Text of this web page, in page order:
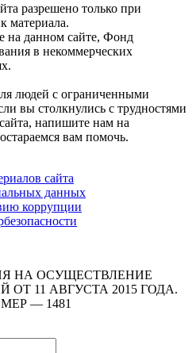
разрешено только при
материала.
на данном сайте, Фонд
в некоммерческих
людей с ограниченными
вы столкнулись с трудностями
напишите нам на
вам помочь.
сайта
данных
коррупции
НА ОСУЩЕСТВЛЕНИЕ
11 АВГУСТА 2015 ГОДА.
— 1481